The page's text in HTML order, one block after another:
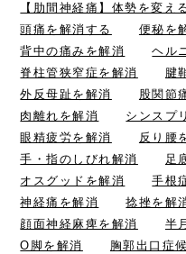
【肋間神経痛】体勢を変え
頭痛を解消する
便秘を
背中の痛みを解消
ヘル
脊柱管狭窄症を解消
腱
外反母趾を解消
股関節
肉離れを解消
シンスプ
眼精疲労を解消
反り腰
手・指のしびれ解消
足
オスグッドを解消
手根
神経痛を解消
捻挫を解
顔面神経麻痺を解消
半
O脚を解消
胸郭出口症